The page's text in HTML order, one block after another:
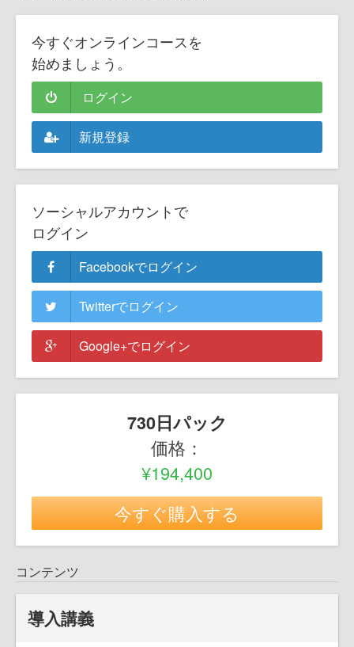
今すぐオンラインコースを
始めましょう。
ログイン
新規登録
ソーシャルアカウントで
ログイン
Facebookでログイン
Twitterでログイン
Google+でログイン
730日パック
価格：
¥194,400
今すぐ購入する
コンテンツ
導入講義